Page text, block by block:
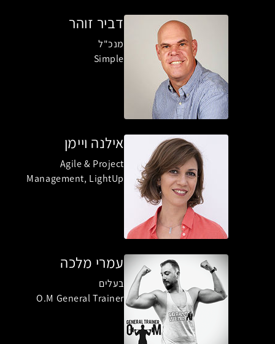
דביר זוהר
מנכ"ל
Simple
אילנה ויימן
Agile & Project
Management, LightUp
עמרי מלכה
בעלים
O.M General Trainer